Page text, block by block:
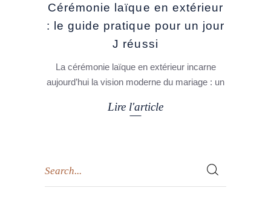
Cérémonie laïque en extérieur
: le guide pratique pour un jour
J réussi
La cérémonie laïque en extérieur incarne
aujourd’hui la vision moderne du mariage : un
Lire l'article